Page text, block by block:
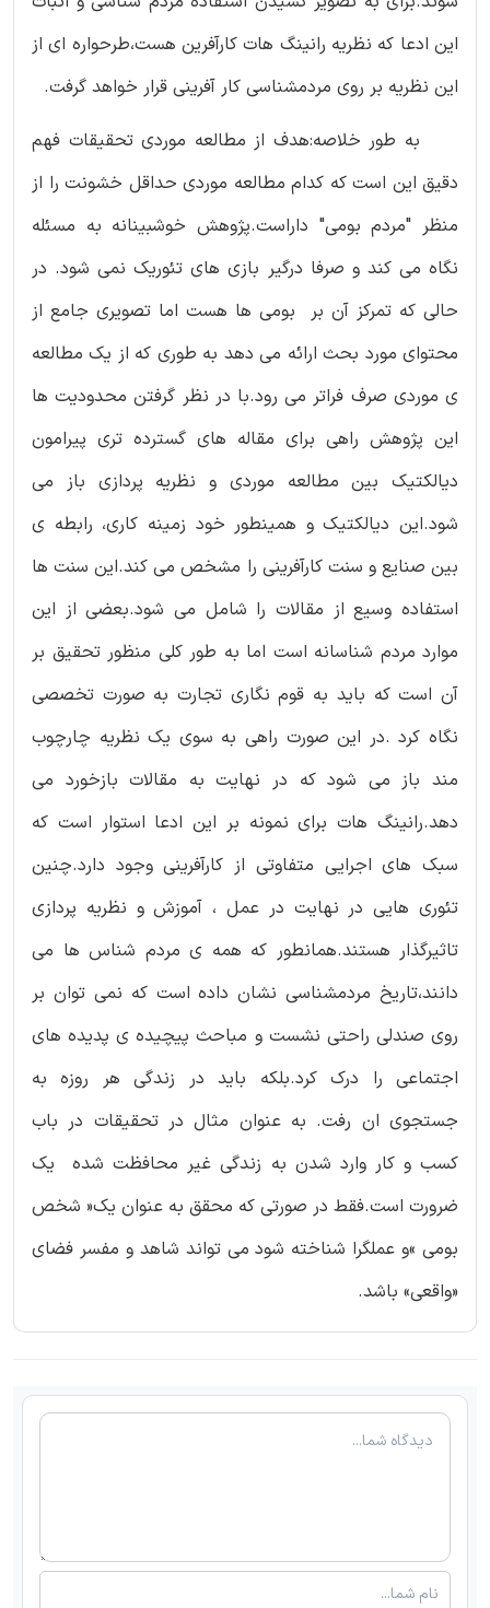
این ادعا که نظریه رانینگ هات کارآفرین هست،طرحواره ای از
این نظریه بر روی مردمشناسی کار آفرینی قرار خواهد گرفت.
به طور خلاصه:هدف از مطالعه موردی تحقیقات فهم
دقیق این است که کدام مطالعه موردی حداقل خشونت را از
منظر "مردم بومی" داراست.پژوهش خوشبینانه به مسئله
نگاه می کند و صرفا درگیر بازی های تئوریک نمی شود. در
حالی که تمرکز آن بر بومی ها هست اما تصویری جامع از
محتوای مورد بحث ارائه می دهد به طوری که از یک مطالعه
ی موردی صرف فراتر می رود.با در نظر گرفتن محدودیت ها
این پژوهش راهی برای مقاله های گسترده تری پیرامون
دیالکتیک بین مطالعه موردی و نظریه پردازی باز می
شود.این دیالکتیک و همینطور خود زمینه کاری، رابطه ی
بین صنایع و سنت کارآفرینی را مشخص می کند.این سنت ها
استفاده وسیع از مقالات را شامل می شود.بعضی از این
موارد مردم شناسانه است اما به طور کلی منظور تحقیق بر
آن است که باید به قوم نگاری تجارت به صورت تخصصی
نگاه کرد .در این صورت راهی به سوی یک نظریه چارچوب
مند باز می شود که در نهایت به مقالات بازخورد می
دهد.رانینگ هات برای نمونه بر این ادعا استوار است که
سبک های اجرایی متفاوتی از کارآفرینی وجود دارد.چنین
تئوری هایی در نهایت در عمل ، آموزش و نظریه پردازی
تاثیرگذار هستند.همانطور که همه ی مردم شناس ها می
دانند،تاریخ مردمشناسی نشان داده است که نمی توان بر
روی صندلی راحتی نشست و مباحث پیچیده ی پدیده های
اجتماعی را درک کرد.بلکه باید در زندگی هر روزه به
جستجوی ان رفت. به عنوان مثال در تحقیقات در باب
کسب و کار وارد شدن به زندگی غیر محافظت شده یک
ضرورت است.فقط در صورتی که محقق به عنوان یک« شخص
بومی »و عملگرا شناخته شود می تواند شاهد و مفسر فضای
«واقعی» باشد.